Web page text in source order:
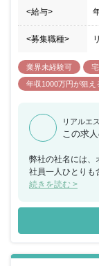
<給与>
<募集職種>
業界未経験可
年収1000万円が狙え
リアルエ
この求
弊社の社名には、
社員一人ひとりも
ス）」という思い
性稼働率の「見え
案に積極的に取
客と同じゴールを
客に寄り添い、
続きを読む >